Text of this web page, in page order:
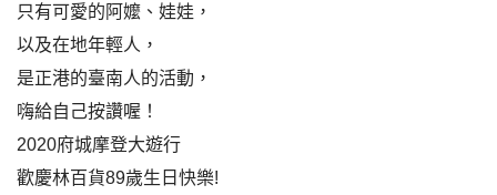
只有可愛的阿嬤、娃娃，
以及在地年輕人，
是正港的臺南人的活動，
嗨給自己按讚喔！
2020府城摩登大遊行
歡慶林百貨89歲生日快樂!